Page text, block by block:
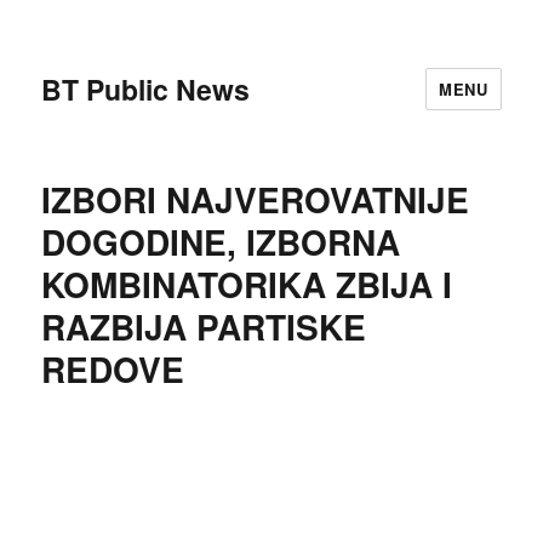
BT Public News MENU
IZBORI NAJVEROVATNIJE
DOGODINE, IZBORNA
KOMBINATORIKA ZBIJA I
RAZBIJA PARTISKE
REDOVE